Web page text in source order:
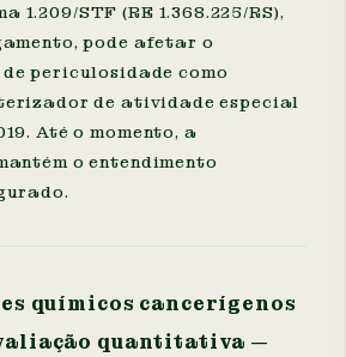
1.209/STF (RE 1.368.225/RS),
pode afetar o
periculosidade como
de atividade especial
Até o momento, a
o entendimento
químicos cancerígenos
quantitativa —